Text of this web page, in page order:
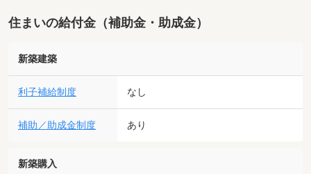
住まいの給付金（補助金・助成金）
新築建築
利子補給制度 なし
補助／助成金制度 あり
新築購入